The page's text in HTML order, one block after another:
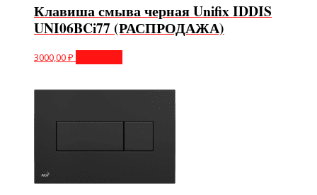
Клавиша смыва черная Unifix IDDIS
UNI06BCi77 (РАСПРОДАЖА)
3000,00₽